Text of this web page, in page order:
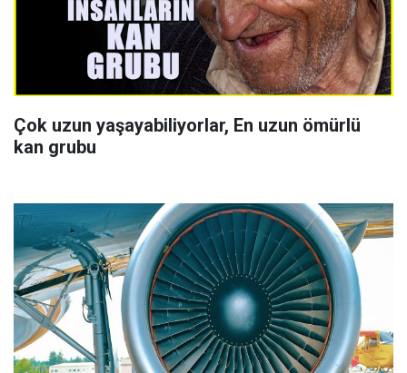
Çok uzun yaşayabiliyorlar, En uzun ömürlü
kan grubu